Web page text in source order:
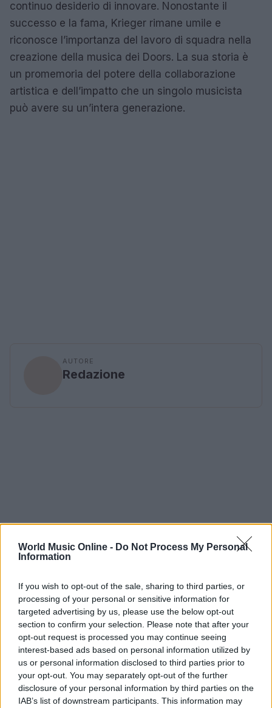
World Music Online - Do Not Process My Personal
Information
If you wish to opt-out of the sale, sharing to third parties, or
processing of your personal or sensitive information for
targeted advertising by us, please use the below opt-out
section to confirm your selection. Please note that after your
opt-out request is processed you may continue seeing
interest-based ads based on personal information utilized by
us or personal information disclosed to third parties prior to
your opt-out. You may separately opt-out of the further
disclosure of your personal information by third parties on the
IAB’s list of downstream participants. This information may
continuo desiderio di innovare. Nonostante il
successo e la fama, Krieger rimane umile e
riconosce l’importanza del lavoro di squadra nella
creazione della musica dei Doors. La sua storia è
un promemoria del potere della collaborazione
artistica e dell’impatto che un singolo musicista
può avere su un’intera generazione.
AUTORE
Redazione
Continua a leggere